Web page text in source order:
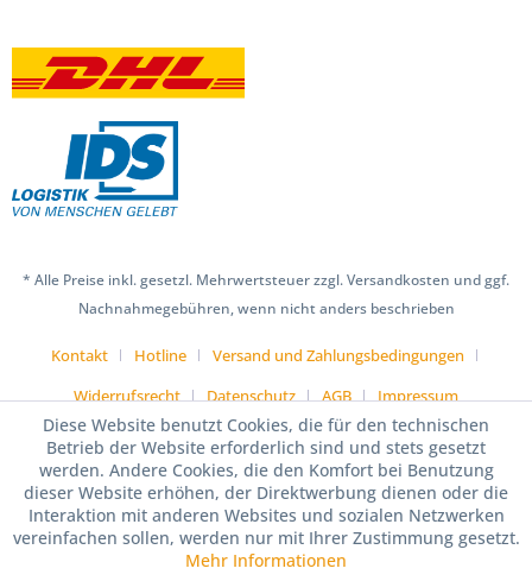
* Alle Preise inkl. gesetzl. Mehrwertsteuer zzgl. Versandkosten und ggf.
Nachnahmegebühren, wenn nicht anders beschrieben
Kontakt Hotline
Versand und Zahlungsbedingungen
Widerrufsrecht
Datenschutz AGB Impressum
Diese Website benutzt Cookies, die für den technischen
Betrieb der Website erforderlich sind und stets gesetzt
werden. Andere Cookies, die den Komfort bei Benutzung
dieser Website erhöhen, der Direktwerbung dienen oder die
Interaktion mit anderen Websites und sozialen Netzwerken
vereinfachen sollen, werden nur mit Ihrer Zustimmung gesetzt.
Mehr Informationen